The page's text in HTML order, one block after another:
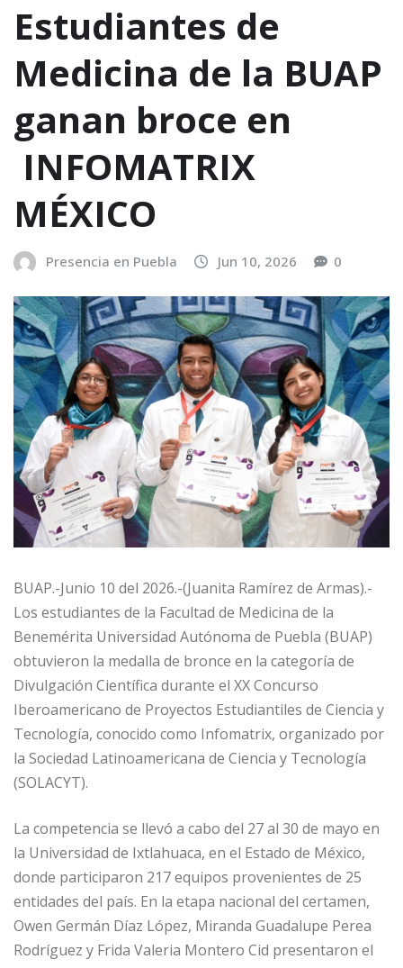
Estudiantes de
Medicina de la BUAP
ganan broce en
INFOMATRIX
MÉXICO
Presencia en Puebla Jun 10, 2026 0
BUAP.-Junio 10 del 2026.-(Juanita Ramírez de Armas).-
Los estudiantes de la Facultad de Medicina de la
Benemérita Universidad Autónoma de Puebla (BUAP)
obtuvieron la medalla de bronce en la categoría de
Divulgación Científica durante el XX Concurso
Iberoamericano de Proyectos Estudiantiles de Ciencia y
Tecnología, conocido como Infomatrix, organizado por
la Sociedad Latinoamericana de Ciencia y Tecnología
(SOLACYT).
La competencia se llevó a cabo del 27 al 30 de mayo en
la Universidad de Ixtlahuaca, en el Estado de México,
donde participaron 217 equipos provenientes de 25
entidades del país. En la etapa nacional del certamen,
Owen Germán Díaz López, Miranda Guadalupe Perea
Rodríguez y Frida Valeria Montero Cid presentaron el